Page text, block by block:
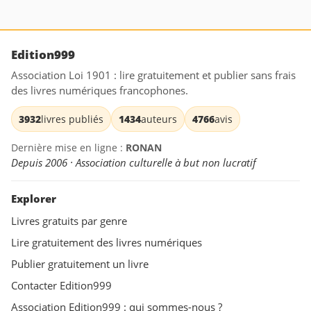
Edition999
Association Loi 1901 : lire gratuitement et publier sans frais
des livres numériques francophones.
3932livres publiés 1434auteurs 4766avis
Dernière mise en ligne : RONAN
Depuis 2006 · Association culturelle à but non lucratif
Explorer
Livres gratuits par genre
Lire gratuitement des livres numériques
Publier gratuitement un livre
Contacter Edition999
Association Edition999 : qui sommes-nous ?